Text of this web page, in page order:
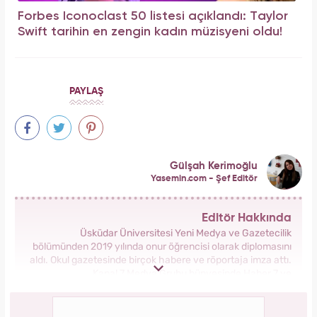
Forbes Iconoclast 50 listesi açıklandı: Taylor
Swift tarihin en zengin kadın müzisyeni oldu!
PAYLAŞ
Gülşah Kerimoğlu
Yasemin.com - Şef Editör
Editör Hakkında
Üsküdar Üniversitesi Yeni Medya ve Gazetecilik
bölümünden 2019 yılında onur öğrencisi olarak diplomasını
aldı. Okul gazetesinde birçok habere ve röportaja imza attı.
Kanal 7 Medya Grubu bünyesinde Haber 7 ve
stajyerlik yaptı. Yasemin.com’da mesleğe ilk adımını attı.